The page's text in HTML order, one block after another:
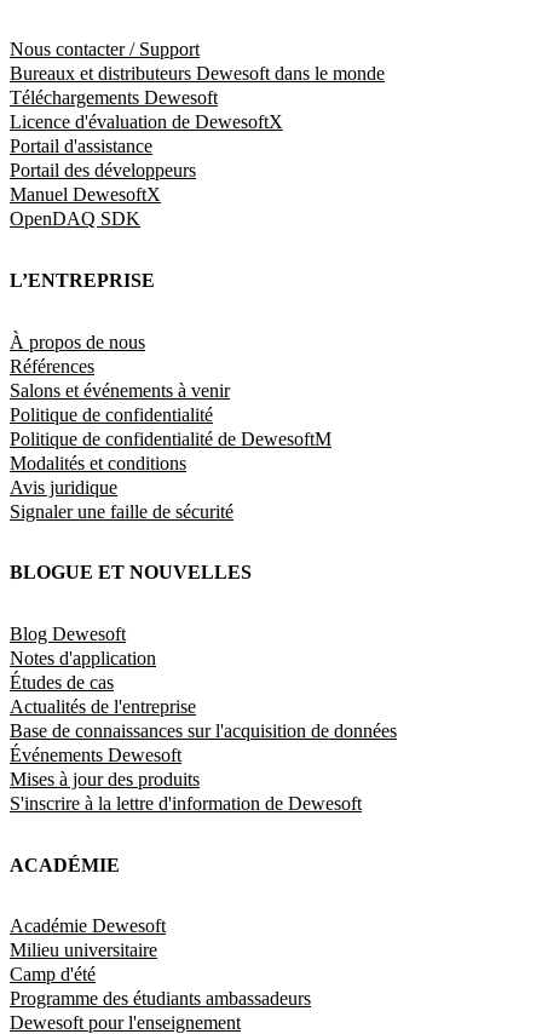
Nous contacter / Support
Bureaux et distributeurs Dewesoft dans le monde
Téléchargements Dewesoft
Licence d'évaluation de DewesoftX
Portail d'assistance
Portail des développeurs
Manuel DewesoftX
OpenDAQ SDK
L’ENTREPRISE
À propos de nous
Références
Salons et événements à venir
Politique de confidentialité
Politique de confidentialité de DewesoftM
Modalités et conditions
Avis juridique
Signaler une faille de sécurité
BLOGUE ET NOUVELLES
Blog Dewesoft
Notes d'application
Études de cas
Actualités de l'entreprise
Base de connaissances sur l'acquisition de données
Événements Dewesoft
Mises à jour des produits
S'inscrire à la lettre d'information de Dewesoft
ACADÉMIE
Académie Dewesoft
Milieu universitaire
Camp d'été
Programme des étudiants ambassadeurs
Dewesoft pour l'enseignement